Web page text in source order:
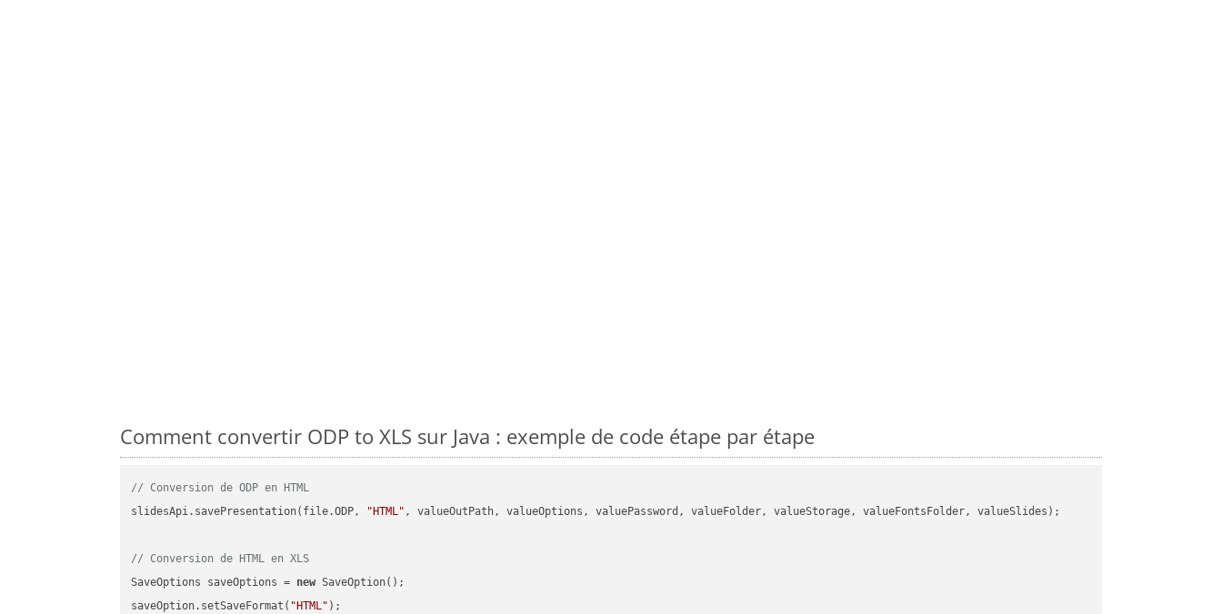
Comment convertir ODP to XLS sur Java : exemple de code étape par étape
// Conversion de ODP en HTML
slidesApi.savePresentation(file.ODP,
"HTML" , valueOutPath, valueOptions, valuePassword, valueFolder, valueStorage, valueFontsFolder, valueSlides);
// Conversion de HTML en XLS
SaveOptions saveOptions = new SaveOption();
saveOption.setSaveFormat( "HTML" );